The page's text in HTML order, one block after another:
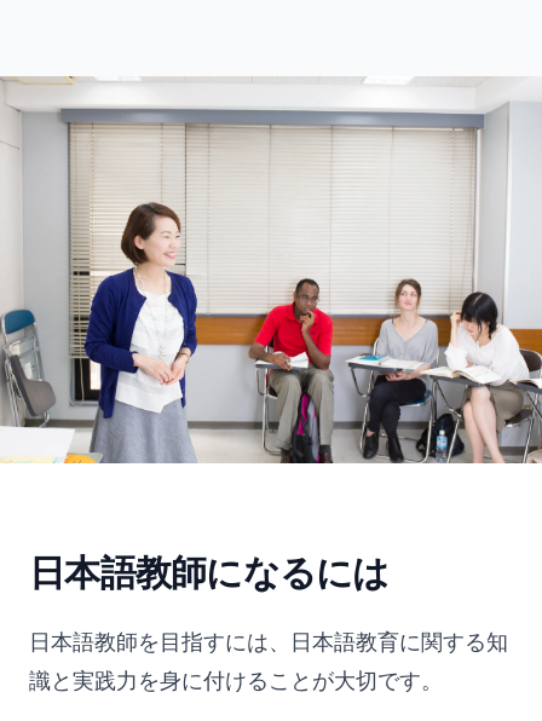
日本語教師になるには
日本語教師を目指すには、日本語教育に関する知
識と実践力を身に付けることが大切です。